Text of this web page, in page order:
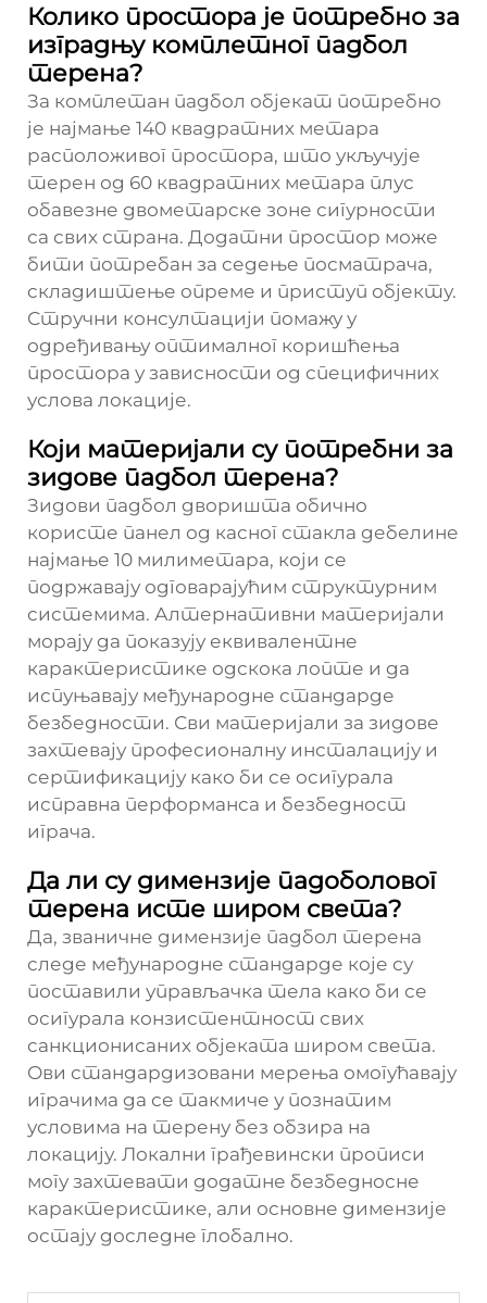
Колико простора је потребно за
изградњу комплетног падбол
терена?
За комплетан падбол објекат потребно
је најмање 140 квадратних метара
расположивог простора, што укључује
терен од 60 квадратних метара плус
обавезне двометарске зоне сигурности
са свих страна. Додатни простор може
бити потребан за седење посматрача,
складиштење опреме и приступ објекту.
Стручни консултацији помажу у
одређивању оптималног коришћења
простора у зависности од специфичних
услова локације.
Који материјали су потребни за
зидове падбол терена?
Зидови падбол дворишта обично
користе панел од касног стакла дебелине
најмање 10 милиметара, који се
подржавају одговарајућим структурним
системима. Алтернативни материјали
морају да показују еквивалентне
карактеристике одскока лопте и да
испуњавају међународне стандарде
безбедности. Сви материјали за зидове
захтевају професионалну инсталацију и
сертификацију како би се осигурала
исправна перформанса и безбедност
играча.
Да ли су димензије падоболовог
терена исте широм света?
Да, званичне димензије падбол терена
следе међународне стандарде које су
поставили управљачка тела како би се
осигурала конзистентност свих
санкционисаних објеката широм света.
Ови стандардизовани мерења омогућавају
играчима да се такмиче у познатим
условима на терену без обзира на
локацију. Локални грађевински прописи
могу захтевати додатне безбедносне
карактеристике, али основне димензије
остају доследне глобално.